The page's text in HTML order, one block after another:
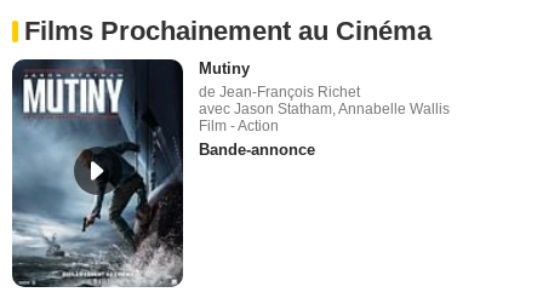
Films Prochainement au Cinéma
Mutiny
de Jean-François Richet
avec Jason Statham, Annabelle Wallis
Film - Action
Bande-annonce